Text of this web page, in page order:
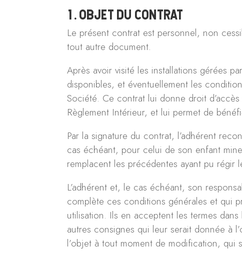
1. OBJET DU CONTRAT
Le présent contrat est personnel, non
tout autre document.
Après avoir visité les installations gérées
disponibles, et éventuellement les
Société. Ce contrat lui donne droit
Règlement Intérieur, et lui permet de
Par la signature du contrat, l’adhérent
cas échéant, pour celui de son enfant
remplacent les précédentes ayant pu régir
L’adhérent et, le cas échéant, son
complète ces conditions générales et qui
utilisation. Ils en acceptent les termes
autres consignes qui leur serait donnée à
l’objet à tout moment de modification, qui